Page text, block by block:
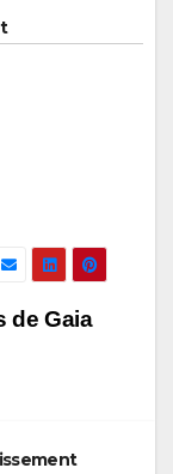
de Gaia